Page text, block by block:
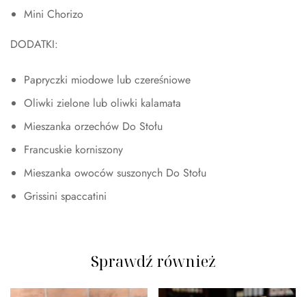
Mini Chorizo
DODATKI:
Papryczki miodowe lub czereśniowe
Oliwki zielone lub oliwki kalamata
Mieszanka orzechów Do Stołu
Francuskie korniszony
Mieszanka owoców suszonych Do Stołu
Grissini spaccatini
Sprawdź również